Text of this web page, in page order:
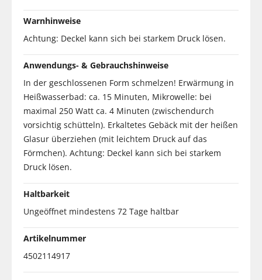
Warnhinweise
Achtung: Deckel kann sich bei starkem Druck lösen.
Anwendungs- & Gebrauchshinweise
In der geschlossenen Form schmelzen! Erwärmung in
Heißwasserbad: ca. 15 Minuten, Mikrowelle: bei
maximal 250 Watt ca. 4 Minuten (zwischendurch
vorsichtig schütteln). Erkaltetes Gebäck mit der heißen
Glasur überziehen (mit leichtem Druck auf das
Förmchen). Achtung: Deckel kann sich bei starkem
Druck lösen.
Haltbarkeit
Ungeöffnet mindestens 72 Tage haltbar
Artikelnummer
4502114917